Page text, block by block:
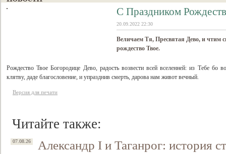
С Праздником
20.09.2022 22:30
Величаем Тя, Пресвятая Дево, и чтим
рождество Твое.
Рождество Твое Богородице Дево, радость возвести всей вселенней: из Тебе
клятву, даде благословение, и упразднив смерть, дарова нам живот вечный.
Версия для печати
Читайте также:
07.08.26 Александр I и Таганрог: история